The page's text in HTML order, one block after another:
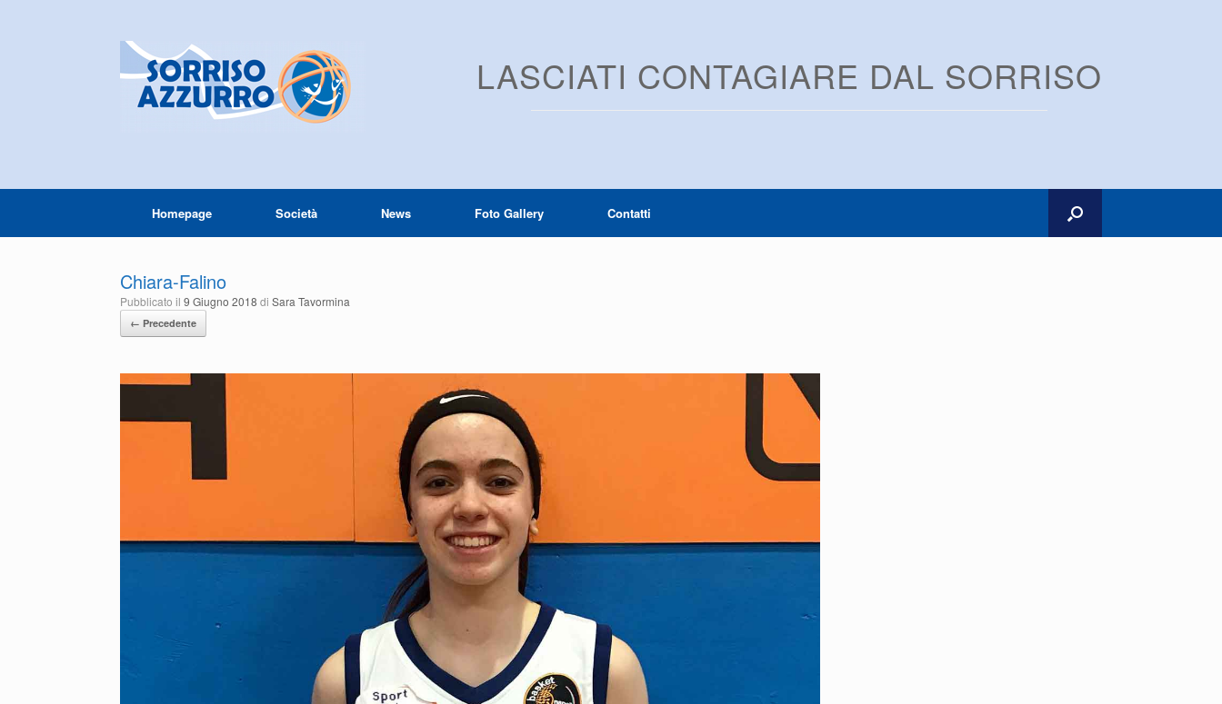
LASCIATI CONTAGIARE DAL SORRISO
Homepage Società News Foto Gallery Contatti
Chiara-Falino
Pubblicato il 9 Giugno 2018 di Sara Tavormina
← Precedente